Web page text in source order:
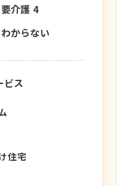
要介護 4
わからない
ビス
住宅